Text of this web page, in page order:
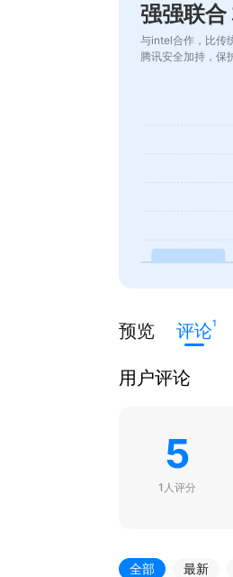
强强联合
与intel合作，比传
腾讯安全加持，保
预览 评论1
用户评论
5
1人评分
全部 最新